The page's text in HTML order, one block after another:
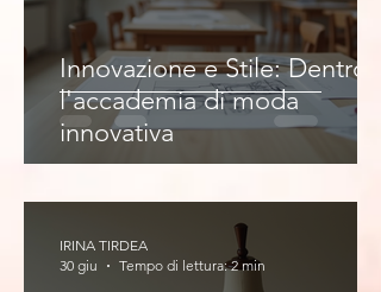
Innovazione e Stile: Dentro
l'accademia di moda
innovativa
IRINA TIRDEA
30 giu
Tempo di lettura: 2 min